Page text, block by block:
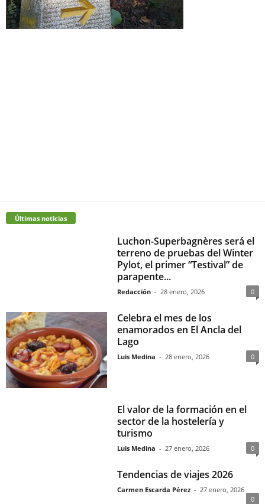
Últimas noticias
Luchon-Superbagnères será el
terreno de pruebas del Winter
Pylot, el primer “Testival” de
parapente...
Redacción - 28 enero, 2026 0
Celebra el mes de los
enamorados en El Ancla del
Lago
Luis Medina - 28 enero, 2026 0
El valor de la formación en el
sector de la hostelería y
turismo
Luis Medina - 27 enero, 2026 0
Tendencias de viajes 2026
Carmen Escarda Pérez - 27 enero, 2026
0